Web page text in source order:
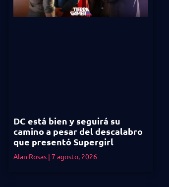
DC está bien y seguirá su
camino a pesar del descalabro
que presentó Supergirl
Alan Rosas 7 agosto, 2026